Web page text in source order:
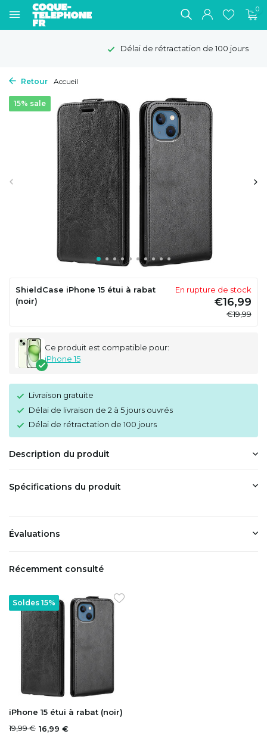
0
Délai de rétractation de 100 jours
Retour Accueil
15% sale
ShieldCase iPhone 15 étui à rabat
(noir)
En rupture de stock
€16,99
€19,99
Ce produit est compatible pour:
iPhone 15
Livraison gratuite
Délai de livraison de 2 à 5 jours ouvrés
Délai de rétractation de 100 jours
Description du produit
Spécifications du produit
Évaluations
Récemment consulté
Soldes 15%
iPhone 15 étui à rabat (noir)
19,99 € 16,99 €